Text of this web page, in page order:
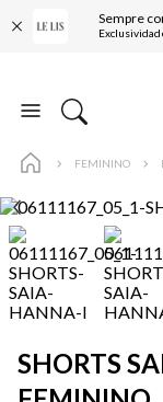
Sempre
FEMININO
SHORTS